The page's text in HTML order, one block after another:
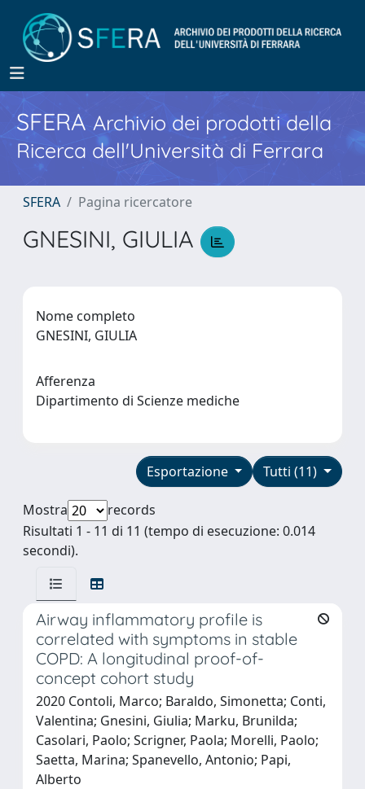
SFERA Archivio dei prodotti della
Ricerca dell'Università di Ferrara
SFERA Pagina ricercatore
GNESINI, GIULIA
Nome completo
GNESINI, GIULIA
Afferenza
Dipartimento di Scienze mediche
Tutti (11)
Esportazione
Mostra
records
Risultati 1 - 11 di 11 (tempo di esecuzione: 0.014
secondi).
Airway inflammatory profile is
correlated with symptoms in stable
COPD: A longitudinal proof-of-
concept cohort study
2020 Contoli, Marco; Baraldo, Simonetta; Conti,
Valentina; Gnesini, Giulia; Marku, Brunilda;
Casolari, Paolo; Scrigner, Paola; Morelli, Paolo;
Saetta, Marina; Spanevello, Antonio; Papi,
Alberto